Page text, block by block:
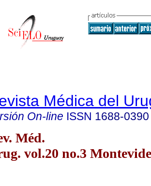
Médica del
On-line ISSN 1688-0390
Méd.
vol.20 no.3